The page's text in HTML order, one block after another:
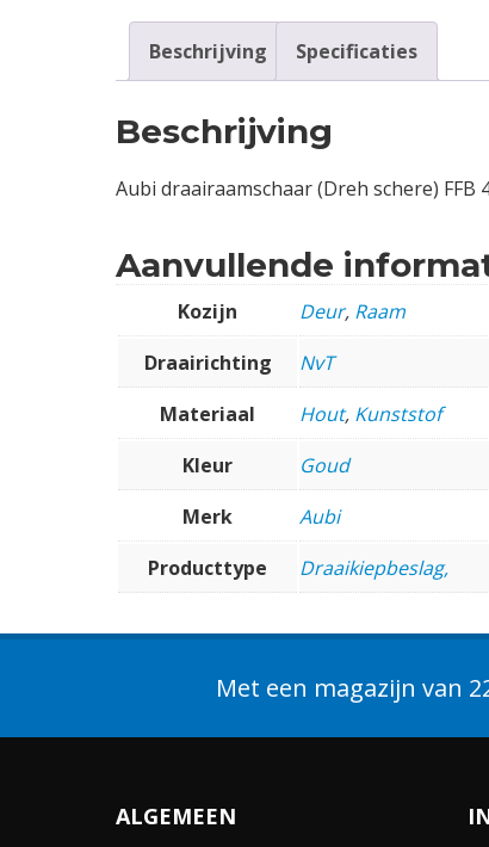
Beschrijving Specificaties
Beschrijving
Aubi draairaamschaar (Dreh schere) FFB
Aanvullende
Kozijn Deur, Raam
Draairichting
NvT
Materiaal
Hout, Kunststof
Kleur
Goud
Merk
Aubi
Producttype
Draaikiepbeslag,
Met een magazijn van
ALGEMEEN